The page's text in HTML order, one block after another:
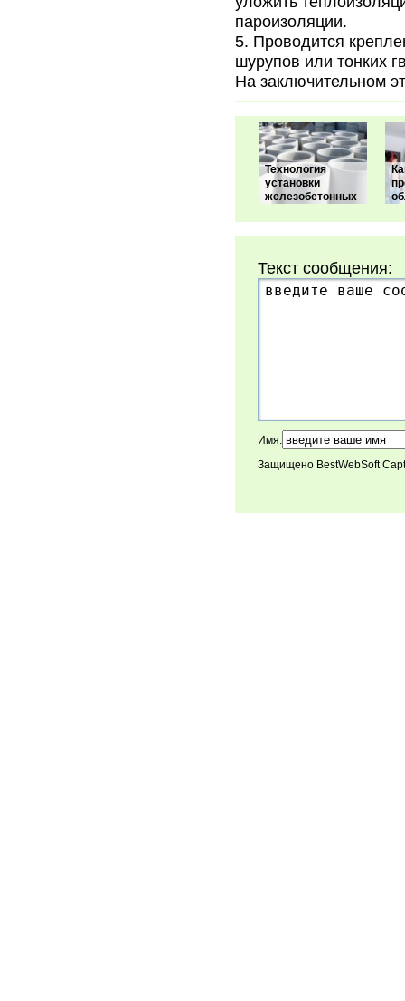
пароизоляции.
Проводится
шурупов или тонких
На заключительном
Технология
установки
железобетонных
Текст сообщения:
Имя:
Защищено BestWebSoft